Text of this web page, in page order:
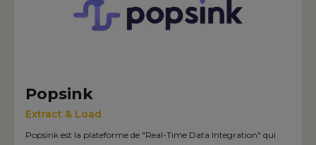
Popsink
Extract & Load
Popsink est la plateforme de "Real-Time Data Integration" qui